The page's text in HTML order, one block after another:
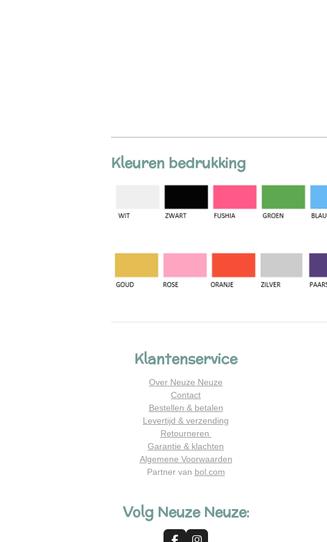
Kleuren bedrukking
Klantenservice
Over Neuze Neuze
Contact
Bestellen & betalen
Levertijd & verzending
Retourneren
Garantie & klachten
Algemene Voorwaarden
Partner van bol.com
Volg Neuze Neuze: